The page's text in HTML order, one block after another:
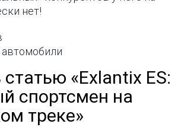
нет!
«Exlantix ES:
спортсмен на
треке»